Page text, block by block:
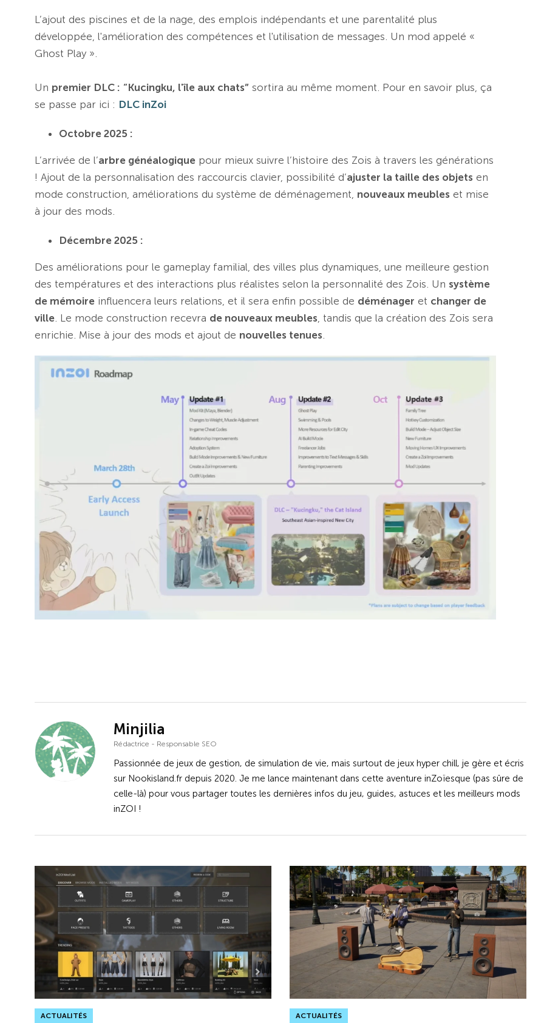
L’ajout des piscines et de la nage, des emplois indépendants et une parentalité plus
développée, l'amélioration des compétences et l'utilisation de messages. Un mod appelé «
Ghost Play ».
Un premier DLC : “Kucingku, l'île aux chats” sortira au même moment. Pour en savoir plus, ça
se passe par ici : DLC inZoi
Octobre 2025 :
L’arrivée de l’arbre généalogique pour mieux suivre l’histoire des Zois à travers les générations
! Ajout de la personnalisation des raccourcis clavier, possibilité d’ajuster la taille des objets en
mode construction, améliorations du système de déménagement, nouveaux meubles et mise
à jour des mods.
Décembre 2025 :
Des améliorations pour le gameplay familial, des villes plus dynamiques, une meilleure gestion
des températures et des interactions plus réalistes selon la personnalité des Zois. Un système
de mémoire influencera leurs relations, et il sera enfin possible de déménager et changer de
ville. Le mode construction recevra de nouveaux meubles, tandis que la création des Zois sera
enrichie. Mise à jour des mods et ajout de nouvelles tenues.
Minjilia
Rédactrice - Responsable SEO
Passionnée de jeux de gestion, de simulation de vie, mais surtout de jeux hyper chill, je gère et écris
sur Nookisland.fr depuis 2020. Je me lance maintenant dans cette aventure inZoïesque (pas sûre de
celle-là) pour vous partager toutes les dernières infos du jeu, guides, astuces et les meilleurs mods
inZOI !
ACTUALITÉS ACTUALITÉS